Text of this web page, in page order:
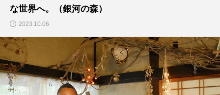
な世界へ。（銀河の森）
2023.10.06